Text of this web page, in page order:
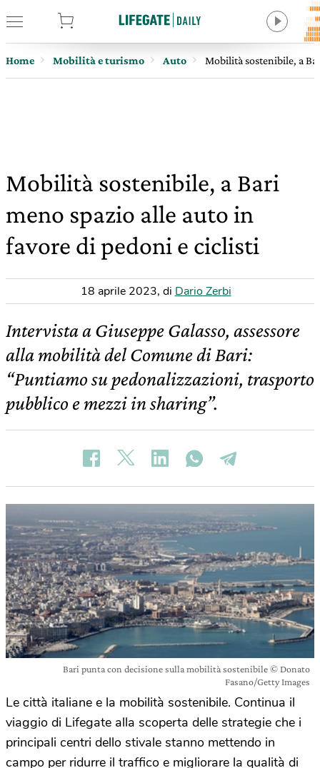
Home Mobilità e turismo Auto Mobilità sostenibile, a
Mobilità sostenibile, a Bari
meno spazio alle auto in
favore di pedoni e ciclisti
18 aprile 2023, di Dario Zerbi
Intervista a Giuseppe Galasso, assessore
alla mobilità del Comune di Bari:
“Puntiamo su pedonalizzazioni, trasporto
pubblico e mezzi in sharing”.
Bari punta con decisione sulla mobilità sostenibile © Donato
Fasano/Getty Images
Le città italiane e la mobilità sostenibile. Continua il
viaggio di Lifegate alla scoperta delle strategie che i
principali centri dello stivale stanno mettendo in
campo per ridurre il traffico e migliorare la qualità di